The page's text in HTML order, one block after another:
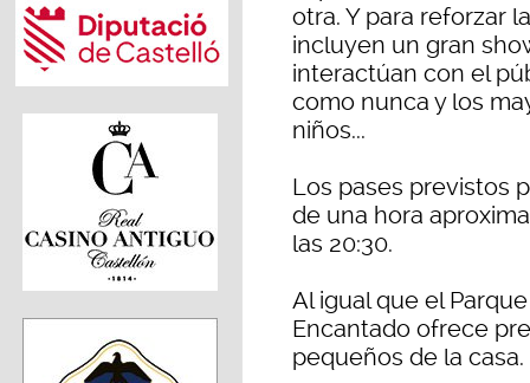
otra. Y para reforzar
incluyen un gran
interactúan con el
como nunca y los
niños...
Los pases previstos
de una hora
las 20:30.
Al igual que el
Encantado ofrece
pequeños de la casa.